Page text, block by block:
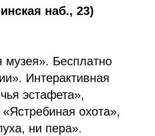
наб., 23)
музея». Бесплатно
Интерактивная
эстафета»,
охота»,
ни пера».